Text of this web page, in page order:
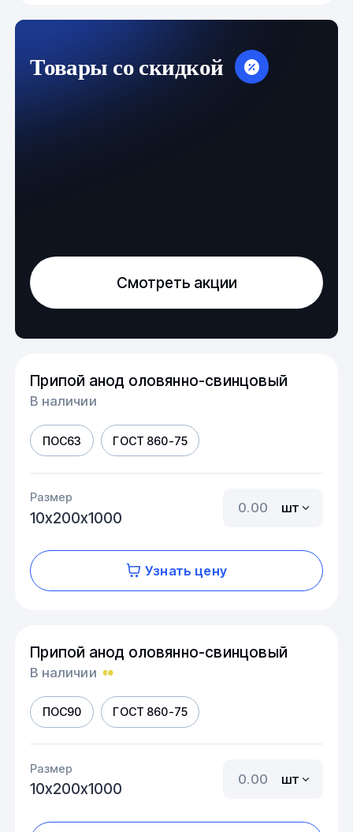
Товары со скидкой
Смотреть акции
Припой анод оловянно-свинцовый
В наличии
ПОС63 ГОСТ 860-75
Размер
10х200х1000
шт
Узнать цену
Припой анод оловянно-свинцовый
В наличии
ПОС90 ГОСТ 860-75
Размер
10х200х1000
шт